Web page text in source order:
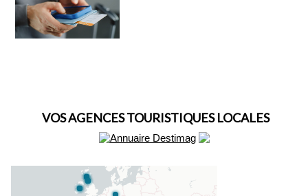
VOS AGENCES TOURISTIQUES LOCALES